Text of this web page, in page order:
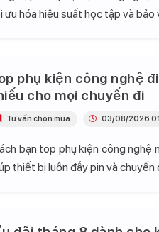
ưu hóa hiệu suất học tập và bảo
phụ kiện công nghệ
cho mọi chuyến đi
bạn top phụ kiện công nghệ
thiết bị luôn đầy pin và chuyến
Tư vấn chọn mua 03/08/2026